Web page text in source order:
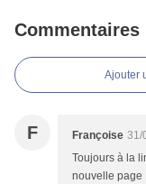
Commentaires
Ajouter
F Françoise 31/
Toujours à la
nouvelle page